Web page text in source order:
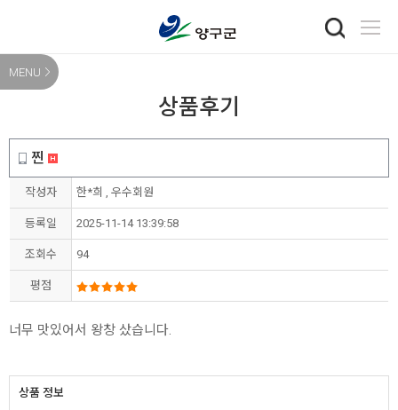
MENU
상품후기
찐
작성자 한*희 , 우수회원
등록일 2025-11-14 13:39:58
조회수 94
평점
너무 맛있어서 왕창 샀습니다.
상품 정보